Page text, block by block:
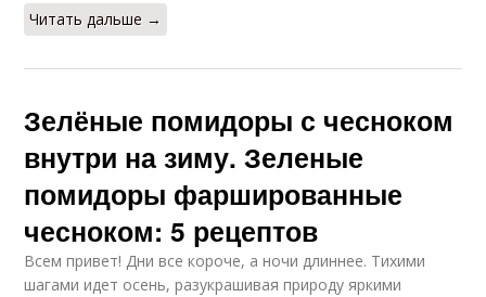
Читать дальше →
Зелёные помидоры с чесноком
внутри на зиму. Зеленые
помидоры фаршированные
чесноком: 5 рецептов
Всем привет! Дни все короче, а ночи длиннее. Тихими
шагами идет осень, разукрашивая природу яркими